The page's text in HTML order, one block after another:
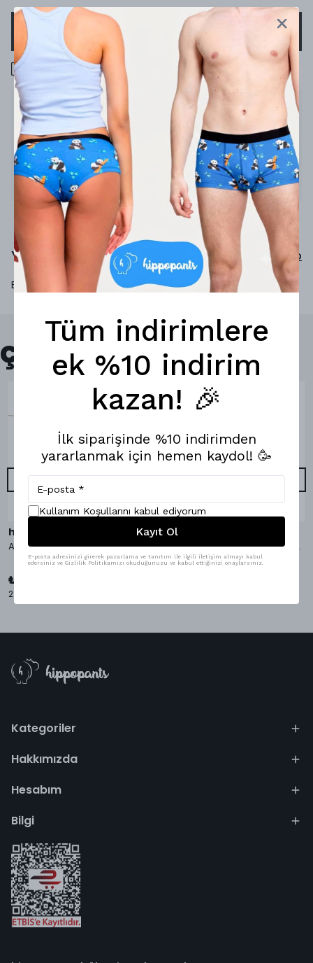
SEPETE EKLE
1000 TL üzeri ücretsiz kargo
Ürün Açıklaması
Sanat senin içindir.
%79 bambu
%19 poliamid
%2 elastan
Yorumlar Yorum Yap
Bu ürün için henüz yorum yapılmamış.
Çok Satanlar
hippopants
AvocaDo It Bambu Çorap
₺ 349.00
2 Çorap Bedeni
hippopants
AvocaDo It Boxer & Bambu Çorap
₺ 1,098.00
Kategoriler
Hakkımızda
Hesabım
Bilgi
Tüm indirimlere
ek %10 indirim
kazan! 🎉
İlk siparişinde %10 indirimden
yararlanmak için hemen kaydol! 🥳
Kullanım Koşullarını kabul ediyorum
Kayıt Ol
E-posta adresinizi girerek pazarlama ve tanıtım ile ilgili iletişim almayı kabul
edersiniz ve Gizlilik Politikamızı okuduğunuzu ve kabul ettiğinizi onaylarsınız.